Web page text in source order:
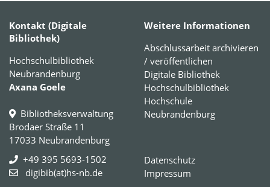
Kontakt (Digitale
Bibliothek)
Hochschulbibliothek
Neubrandenburg
Axana Goele
Bibliotheksverwaltung
Brodaer Straße 11
17033 Neubrandenburg
+49 395 5693-1502
digibib(at)hs-nb.de
Weitere Informationen
Abschlussarbeit archivieren
/ veröffentlichen
Digitale Bibliothek
Hochschulbibliothek
Hochschule
Neubrandenburg
Datenschutz
Impressum